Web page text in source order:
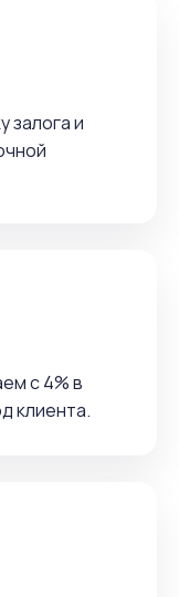
залога и
с 4% в
клиента.